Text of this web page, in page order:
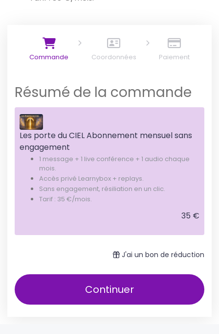
Commande Coordonnées Paiement
Résumé de la commande
Les porte du CIEL Abonnement mensuel sans
engagement
1 message + 1 live conférence + 1 audio chaque
mois.
Accès privé Learnybox + replays.
Sans engagement, résiliation en un clic.
Tarif : 35 €/mois.
35 €
J'ai un bon de réduction
Continuer